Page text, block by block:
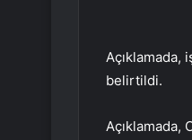
Açıklamada,
belirtildi.
Açıklamada,